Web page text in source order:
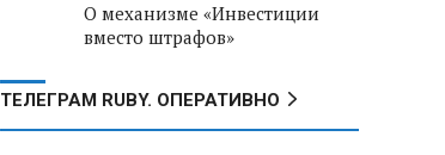
О механизме «Инвестиции
вместо штрафов»
ТЕЛЕГРАМ RUBY. ОПЕРАТИВНО